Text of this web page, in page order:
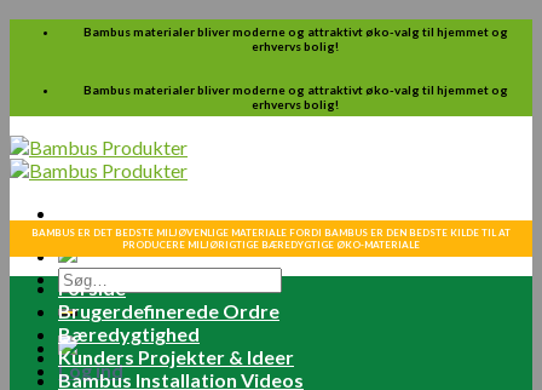
Skip
Bambus materialer bliver moderne og attraktivt øko-valg til hjemmet og
erhvervs bolig!
Bambus materialer bliver moderne og attraktivt øko-valg til hjemmet og
erhvervs bolig!
Søg
efter:
Log ind
BAMBUS ER DET BEDSTE MILJØVENLIGE MATERIALE FORDI BAMBUS ER DEN BEDSTE KILDE TIL AT
PRODUCERE MILJØRIGTIGE BÆREDYGTIGE ØKO-MATERIALE
Forside
Brugerdefinerede Ordre
Bæredygtighed
Kunders Projekter & Ideer
Bambus Installation Videos